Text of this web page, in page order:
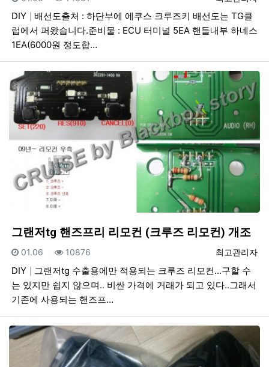
DIY
배선도출처 : 하단부에 에쿠스 크루즈키 배선도는 TG클
럽에서 퍼왔습니다.준비물 : ECU 터미널 5EA 핸들내부 하네스
1EA(6000원 정도합…
그랜저tg 핸즈프리 리모컨 (크루즈 리모컨) 개조
등록자
최고관리자
등록일
01.06 조회
10876
DIY
그랜저tg 수출용에만 적용되는 크루즈 리모컨...구할 수
는 있지만 쉽지 않으며.. 비싼 가격에 거래가 되고 있다..그래서
기존에 사용되는 핸즈프…